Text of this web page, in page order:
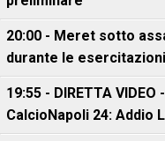
20:00 - Meret sotto
durante le
19:55 - DIRETTA
CalcioNapoli 24: Addio